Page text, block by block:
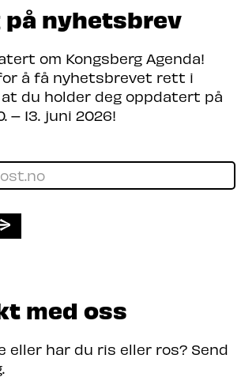
på nyhetsbrev
om Kongsberg Agenda!
å få nyhetsbrevet rett i
du holder deg oppdatert på
– 13. juni 2026!
med oss
eller har du ris eller ros? Send